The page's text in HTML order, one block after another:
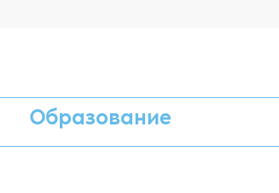
Образование